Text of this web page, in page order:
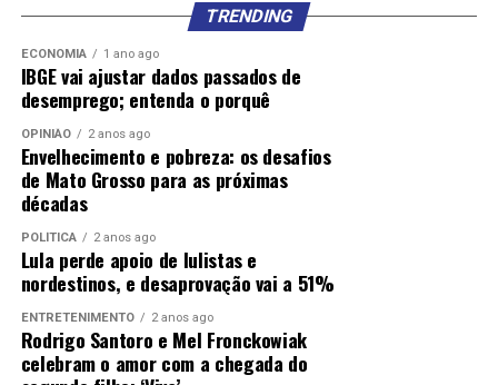
TRENDING
ECONOMIA 1 ano ago
IBGE vai ajustar dados passados de
desemprego; entenda o porquê
OPINIÃO 2 anos ago
Envelhecimento e pobreza: os desafios
de Mato Grosso para as próximas
décadas
POLÍTICA 2 anos ago
Lula perde apoio de lulistas e
nordestinos, e desaprovação vai a 51%
ENTRETENIMENTO 2 anos ago
Rodrigo Santoro e Mel Fronckowiak
celebram o amor com a chegada do